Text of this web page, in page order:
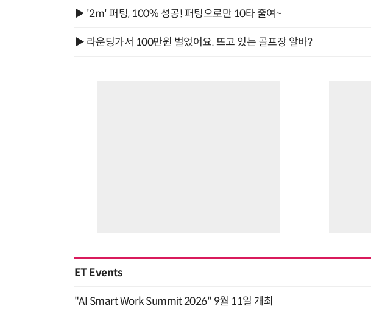
▶ '2m' 퍼팅, 100% 성공! 퍼팅으로만 10타 줄여~
▶ 라운딩가서 100만원 벌었어요. 뜨고 있는 골프장 알바?
ET Events
"AI Smart Work Summit 2026" 9월 11일 개최